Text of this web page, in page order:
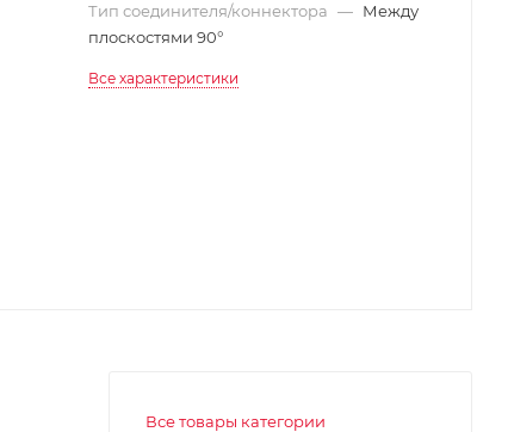
Тип соединителя/коннектора — Между
плоскостями 90°
Все характеристики
Все товары категории